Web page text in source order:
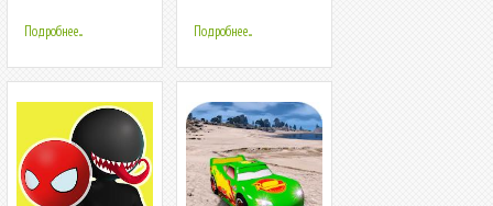
Подробнее... Подробнее...